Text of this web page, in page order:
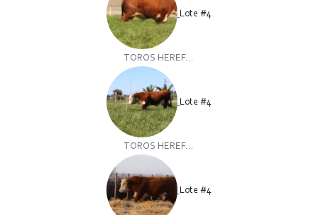
Lote #4
TOROS HEREF...
Lote #4
TOROS HEREF...
Lote #4